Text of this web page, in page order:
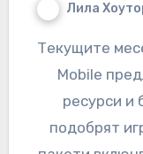
Лила
Текущите месечни пакети за войски в Lords
Mobile
ресурси и
подобрят